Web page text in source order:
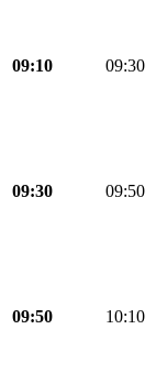
09:10 09:30
09:30 09:50
09:50 10:10